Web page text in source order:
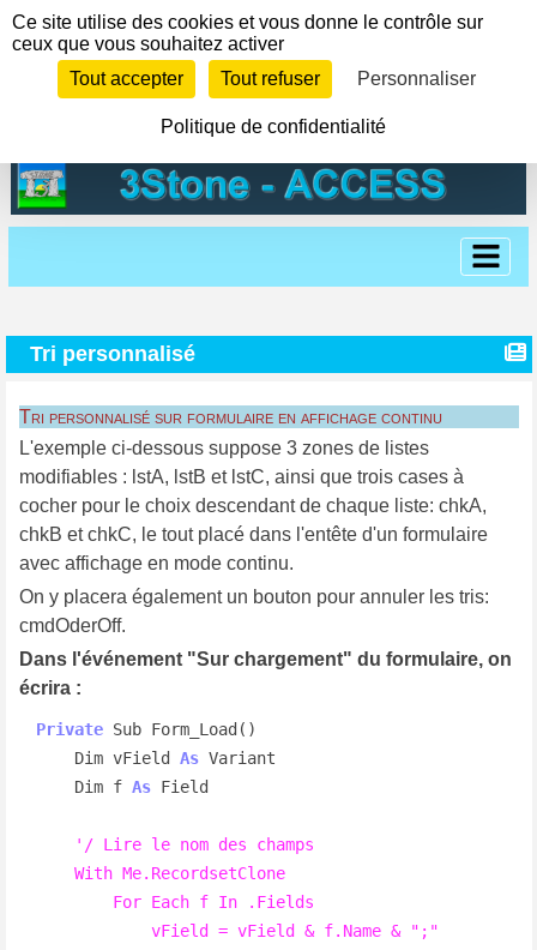
Tri personnalisé
Tri personnalisé sur formulaire en affichage continu
L'exemple ci-dessous suppose 3 zones de listes
modifiables : lstA, lstB et lstC, ainsi que trois cases à
cocher pour le choix descendant de chaque liste: chkA,
chkB et chkC, le tout placé dans l'entête d'un formulaire
avec affichage en mode continu.
On y placera également un bouton pour annuler les tris:
cmdOderOff.
Dans l'événement "Sur chargement" du formulaire, on
écrira :
Private Sub Form_Load()
    Dim vField
As Variant
    Dim f
As Field
'/ Lire le nom des champs
Panneau de gestion des cookies
Ce site utilise des cookies et vous donne le contrôle sur
ceux que vous souhaitez activer
Tout accepter
Tout refuser Personnaliser
Politique de confidentialité